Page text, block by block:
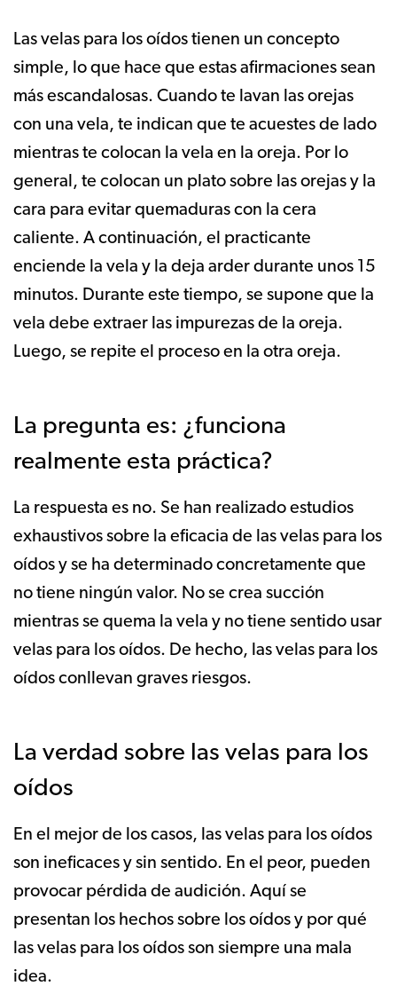
Las velas para los oídos tienen un concepto
simple, lo que hace que estas afirmaciones sean
más escandalosas. Cuando te lavan las orejas
con una vela, te indican que te acuestes de lado
mientras te colocan la vela en la oreja. Por lo
general, te colocan un plato sobre las orejas y la
cara para evitar quemaduras con la cera
caliente. A continuación, el practicante
enciende la vela y la deja arder durante unos 15
minutos. Durante este tiempo, se supone que la
vela debe extraer las impurezas de la oreja.
Luego, se repite el proceso en la otra oreja.
La pregunta es: ¿funciona
realmente esta práctica?
La respuesta es no. Se han realizado estudios
exhaustivos sobre la eficacia de las velas para los
oídos y se ha determinado concretamente que
no tiene ningún valor. No se crea succión
mientras se quema la vela y no tiene sentido usar
velas para los oídos. De hecho, las velas para los
oídos conllevan graves riesgos.
La verdad sobre las velas para los
oídos
En el mejor de los casos, las velas para los oídos
son ineficaces y sin sentido. En el peor, pueden
provocar pérdida de audición. Aquí se
presentan los hechos sobre los oídos y por qué
las velas para los oídos son siempre una mala
idea.